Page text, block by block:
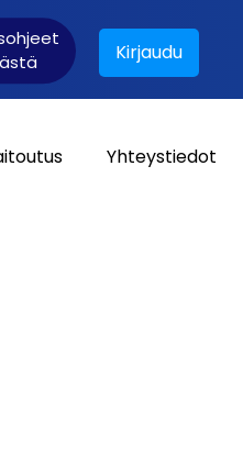
Kirjaudu
Yhteystiedot